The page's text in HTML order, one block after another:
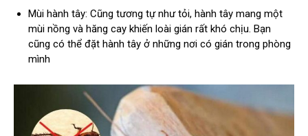
Mùi hành tây: Cũng tương tự như tỏi, hành tây mang một
mùi nồng và hăng cay khiến loài gián rất khó chịu. Bạn
cũng có thể đặt hành tây ở những nơi có gián trong phòng
mình